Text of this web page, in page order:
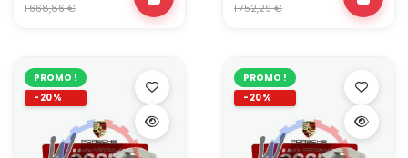
1 668,86 € 1 752,29 €
PROMO !
-20%
PROMO !
-20%